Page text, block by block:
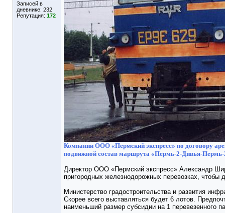
Записей в
дневнике: 232
Репутация: 172
Компании ООО «Пермский экспресс» по договору
подвижной состав маршрута «Пермь-2-Дивья-Пермь-
Директор ООО «Пермский экспресс» Александр
пригородных железнодорожных перевозках, чтобы
Министерство градостроительства и развития
Скорее всего выставляться будет 6 лотов.
наименьший размер субсидии на 1 перевезенного